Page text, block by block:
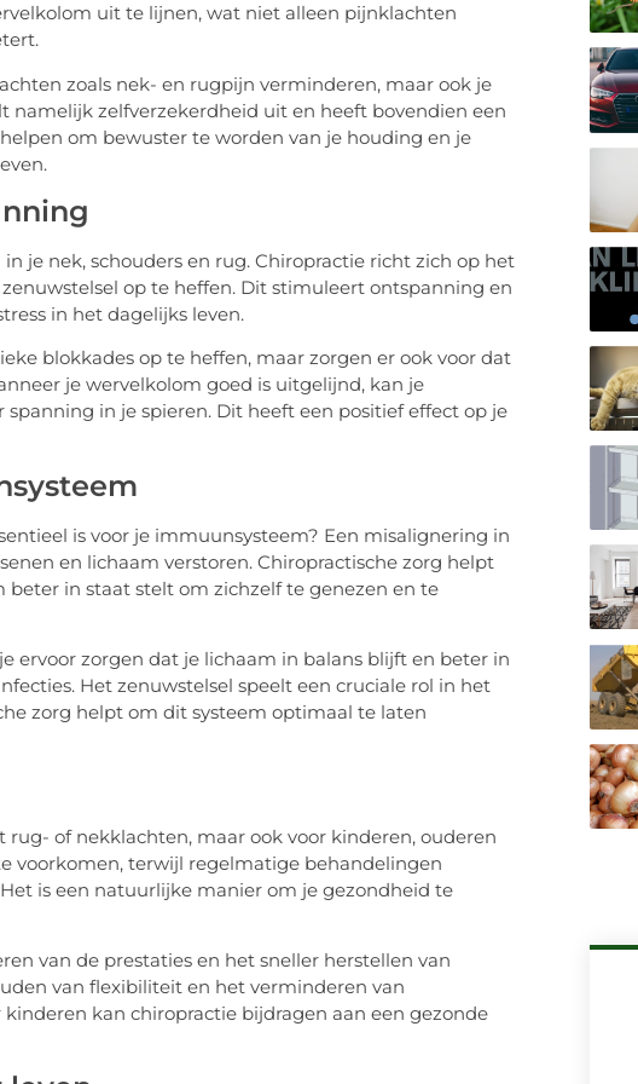
uit te lijnen, wat niet alleen pijnklachten
zoals nek- en rugpijn verminderen, maar ook je
namelijk zelfverzekerdheid uit en heeft bovendien een
om bewuster te worden van je houding en je
je nek, schouders en rug. Chiropractie richt zich op het
op te heffen. Dit stimuleert ontspanning en
in het dagelijks leven.
blokkades op te heffen, maar zorgen er ook voor dat
je wervelkolom goed is uitgelijnd, kan je
in je spieren. Dit heeft een positief effect op je
is voor je immuunsysteem? Een misalignering in
en lichaam verstoren. Chiropractische zorg helpt
in staat stelt om zichzelf te genezen en te
ervoor zorgen dat je lichaam in balans blijft en beter in
Het zenuwstelsel speelt een cruciale rol in het
zorg helpt om dit systeem optimaal te laten
of nekklachten, maar ook voor kinderen, ouderen
voorkomen, terwijl regelmatige behandelingen
is een natuurlijke manier om je gezondheid te
van de prestaties en het sneller herstellen van
van flexibiliteit en het verminderen van
kan chiropractie bijdragen aan een gezonde